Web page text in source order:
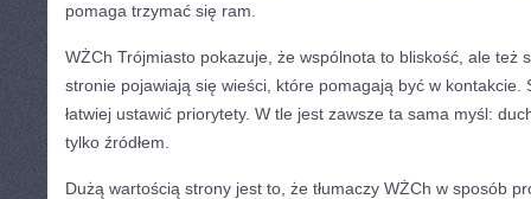
pomaga trzymać się ram.
WŻCh Trójmiasto pokazuje, że wspólnota to bliskość, ale też
stronie pojawiają się wieści, które pomagają być w kontakcie.
łatwiej ustawić priorytety. W tle jest zawsze ta sama myśl:
tylko źródłem.
Dużą wartością strony jest to, że tłumaczy WŻCh w sposób